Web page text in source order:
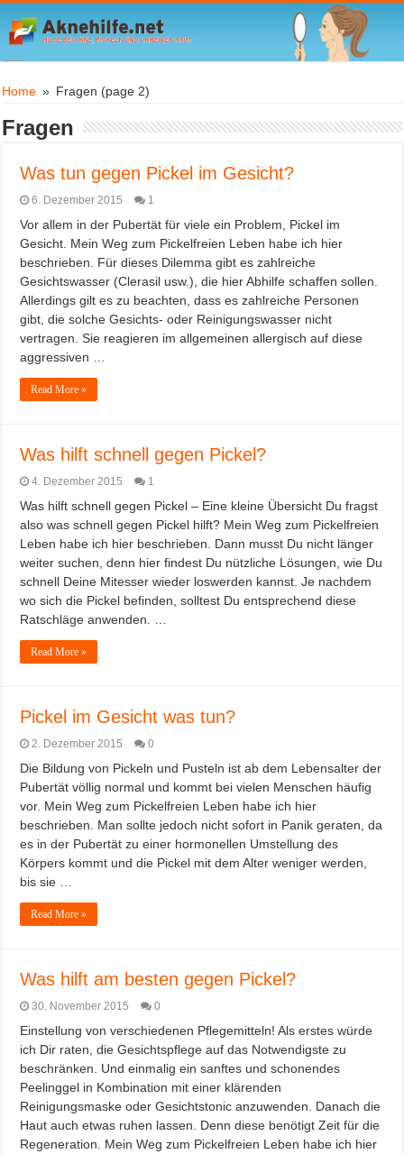
Home » Fragen (page 2)
Fragen
Was tun gegen Pickel im Gesicht?
6. Dezember 2015 1
Vor allem in der Pubertät für viele ein Problem, Pickel im
Gesicht. Mein Weg zum Pickelfreien Leben habe ich hier
beschrieben. Für dieses Dilemma gibt es zahlreiche
Gesichtswasser (Clerasil usw.), die hier Abhilfe schaffen sollen.
Allerdings gilt es zu beachten, dass es zahlreiche Personen
gibt, die solche Gesichts- oder Reinigungswasser nicht
vertragen. Sie reagieren im allgemeinen allergisch auf diese
aggressiven …
Read More »
Was hilft schnell gegen Pickel?
4. Dezember 2015 1
Was hilft schnell gegen Pickel – Eine kleine Übersicht Du fragst
also was schnell gegen Pickel hilft? Mein Weg zum Pickelfreien
Leben habe ich hier beschrieben. Dann musst Du nicht länger
weiter suchen, denn hier findest Du nützliche Lösungen, wie Du
schnell Deine Mitesser wieder loswerden kannst. Je nachdem
wo sich die Pickel befinden, solltest Du entsprechend diese
Ratschläge anwenden. …
Read More »
Pickel im Gesicht was tun?
2. Dezember 2015 0
Die Bildung von Pickeln und Pusteln ist ab dem Lebensalter der
Pubertät völlig normal und kommt bei vielen Menschen häufig
vor. Mein Weg zum Pickelfreien Leben habe ich hier
beschrieben. Man sollte jedoch nicht sofort in Panik geraten, da
es in der Pubertät zu einer hormonellen Umstellung des
Körpers kommt und die Pickel mit dem Alter weniger werden,
bis sie …
Read More »
Was hilft am besten gegen Pickel?
30. November 2015 0
Einstellung von verschiedenen Pflegemitteln! Als erstes würde
ich Dir raten, die Gesichtspflege auf das Notwendigste zu
beschränken. Und einmalig ein sanftes und schonendes
Peelinggel in Kombination mit einer klärenden
Reinigungsmaske oder Gesichtstonic anzuwenden. Danach die
Haut auch etwas ruhen lassen. Denn diese benötigt Zeit für die
Regeneration. Mein Weg zum Pickelfreien Leben habe ich hier